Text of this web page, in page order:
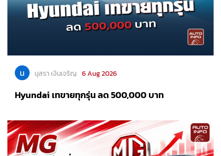
น นุสรา เงินเจริญ 6 Aug 2026
Hyundai เทขายทุกรุ่น ลด 500,000 บาท